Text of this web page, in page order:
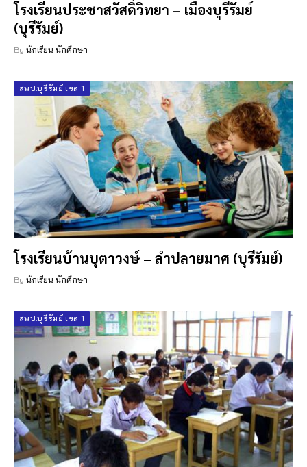
โรงเรียนประชาสวัสดิ์วิทยา – เมืองบุรีรัมย์
(บุรีรัมย์)
By นักเรียน นักศึกษา
สพป.บุรีรัมย์ เขต 1
โรงเรียนบ้านบุตาวงษ์ – ลำปลายมาศ (บุรีรัมย์)
By นักเรียน นักศึกษา
สพป.บุรีรัมย์ เขต 1